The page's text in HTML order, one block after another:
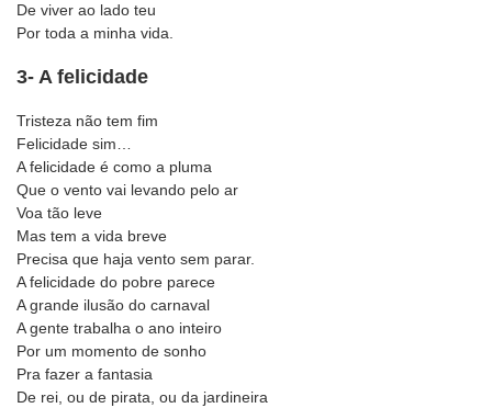
De viver ao lado teu
Por toda a minha vida.
3- A felicidade
Tristeza não tem fim
Felicidade sim…
A felicidade é como a pluma
Que o vento vai levando pelo ar
Voa tão leve
Mas tem a vida breve
Precisa que haja vento sem parar.
A felicidade do pobre parece
A grande ilusão do carnaval
A gente trabalha o ano inteiro
Por um momento de sonho
Pra fazer a fantasia
De rei, ou de pirata, ou da jardineira